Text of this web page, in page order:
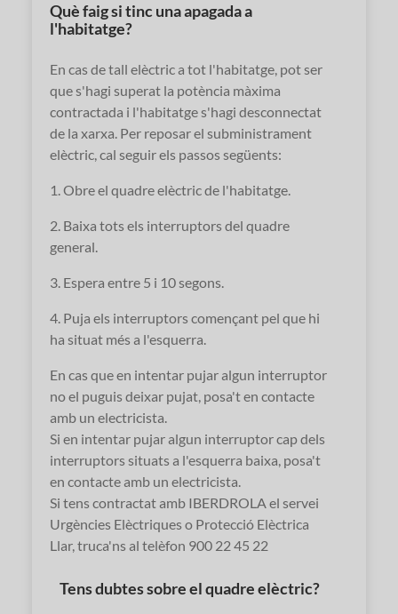
Què faig si tinc una apagada a
l'habitatge?
En cas de tall elèctric a tot l'habitatge, pot ser
que s'hagi superat la potència màxima
contractada i l'habitatge s'hagi desconnectat
de la xarxa. Per reposar el subministrament
elèctric, cal seguir els passos següents:
1. Obre el quadre elèctric de l'habitatge.
2. Baixa tots els interruptors del quadre
general.
3. Espera entre 5 i 10 segons.
4. Puja els interruptors començant pel que hi
ha situat més a l'esquerra.
En cas que en intentar pujar algun interruptor
no el puguis deixar pujat, posa't en contacte
amb un electricista.
Si en intentar pujar algun interruptor cap dels
interruptors situats a l'esquerra baixa, posa't
en contacte amb un electricista.
Si tens contractat amb IBERDROLA el servei
Urgències Elèctriques o Protecció Elèctrica
Llar, truca'ns al telèfon 900 22 45 22
Tens dubtes sobre el quadre elèctric?